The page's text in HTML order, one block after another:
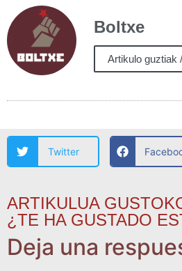
Boltxe
Artikulo guztiak
Twitter
ARTIKULUA
¿TE HA GUSTADO
Deja una